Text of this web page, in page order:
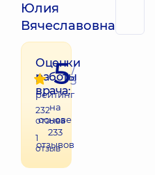
Юлия
Вячеславовна
Оценки
работы
врача:
232
отзыва
1
отзыв
5/
5
рейтинг
на
основе
233
отзывов